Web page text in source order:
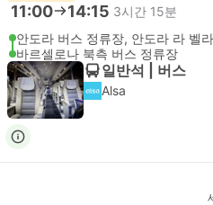
11:00 14:15 3시간 15분
안도라 버스 정류장, 안도라 라 벨라
바르셀로나 북측 버스 정류장
일반석 | 버스
Alsa